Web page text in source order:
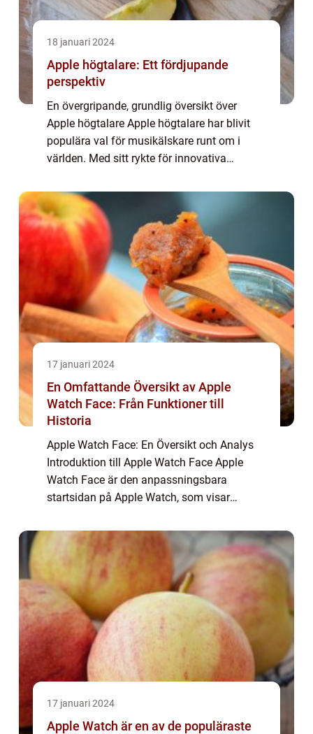
18 januari 2024
Apple högtalare: Ett fördjupande
perspektiv
En övergripande, grundlig översikt över
Apple högtalare Apple högtalare har blivit
populära val för musikälskare runt om i
världen. Med sitt rykte för innovativa
skapat högtalare som kombinerar
enastående ...
17 januari 2024
En Omfattande Översikt av Apple
Watch Face: Från Funktioner till
Historia
Apple Watch Face: En Översikt och Analys
Introduktion till Apple Watch Face Apple
Watch Face är den anpassningsbara
startsidan på Apple Watch, som visar
ger snabb åtkomst till olika funktioner och
appar. Genom...
17 januari 2024
Apple Watch är en av de populäraste